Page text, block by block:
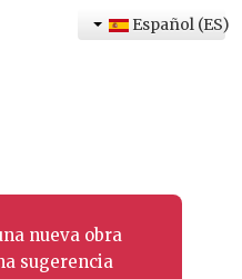
nueva obra
sugerencia
Español (ES)